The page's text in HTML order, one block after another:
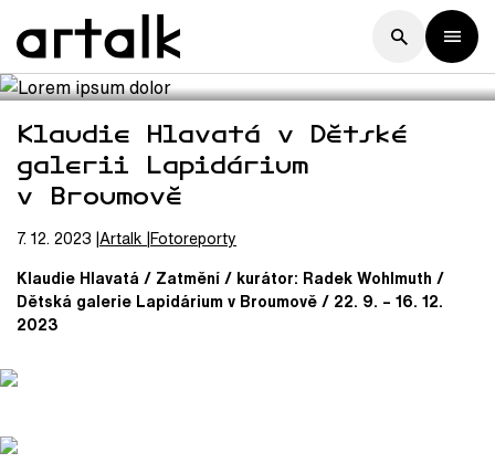
Klaudie Hlavatá v Dětské
galerii Lapidárium
v Broumově
7. 12. 2023 Artalk Fotoreporty
Klaudie Hlavatá / Zatmění / kurátor: Radek Wohlmuth /
Dětská galerie Lapidárium v Broumově / 22. 9. – 16. 12.
2023